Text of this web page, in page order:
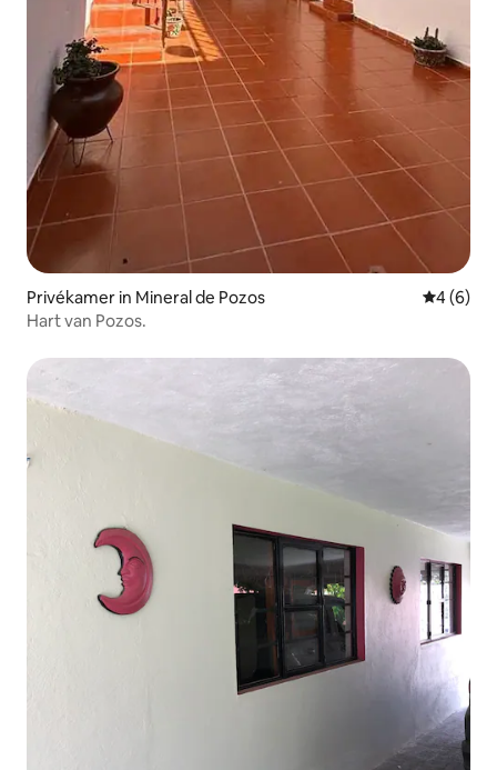
Privékamer in Mineral de Pozos
4 (6)
Hart van Pozos.